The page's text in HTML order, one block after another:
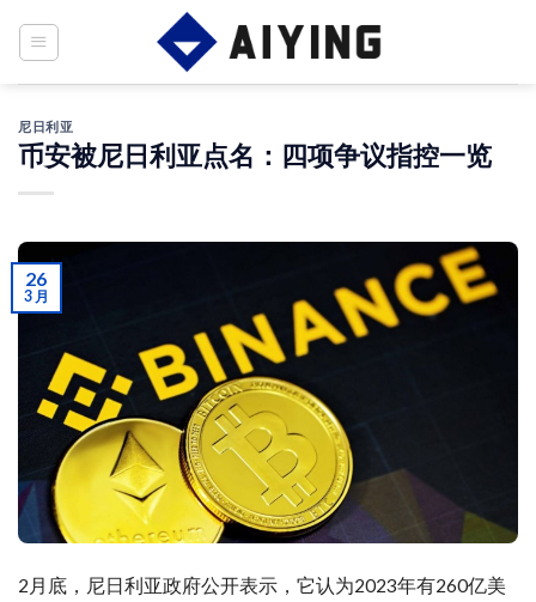
尼日利亚
币安被尼日利亚点名：四项争议指控一览
26
3 月
2月底，尼日利亚政府公开表示，它认为2023年有260亿美